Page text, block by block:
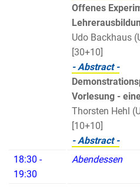
Offenes
Udo Backhaus
[30+10]
- Abstract -
Vorlesung -
Thorsten Hehl
[10+10]
- Abstract -
18:30 -
19:30
Abendessen